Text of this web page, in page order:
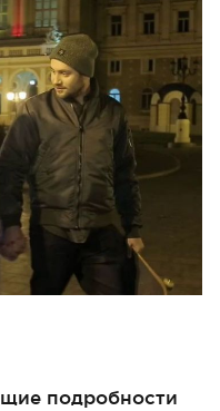
подробности